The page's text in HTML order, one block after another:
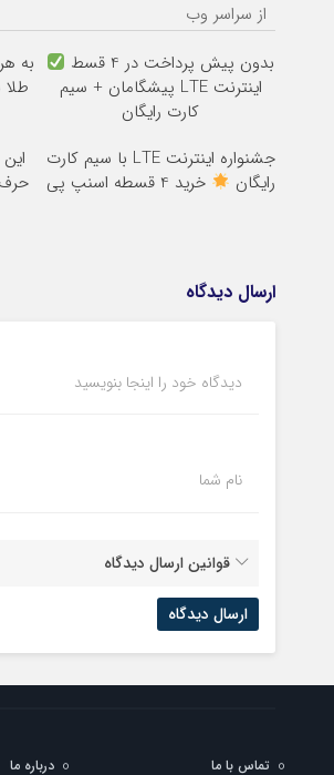
از سراسر وب
بدون پیش پرداخت در 4 قسط
اینترنت LTE پیشگامان + سیم
کارت رایگان
به
جشنواره اینترنت LTE با سیم کارت
رایگان
خرید 4 قسطه اسنپ پی
ارسال دیدگاه
دیدگاه خود را اینجا بنویسید
نام شما
قوانین ارسال دیدگاه
تماس با ما درباره ما